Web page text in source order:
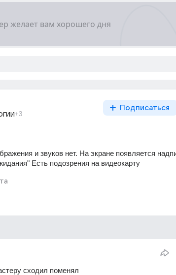
+3
Подписаться
и звуков нет. На экране появляется
Есть подозрения на видеокарту
сходил поменял